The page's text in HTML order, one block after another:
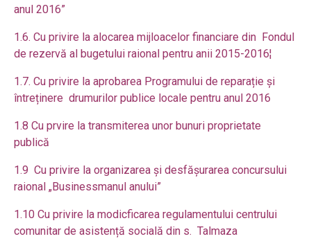
anul 2016”
1.6. Cu privire la alocarea mijloacelor financiare din Fondul
de rezervă al bugetului raional pentru anii 2015-2016¦
1.7. Cu privire la aprobarea Programului de reparație și
întreținere drumurilor publice locale pentru anul 2016
1.8 Cu prvire la transmiterea unor bunuri proprietate
publică
1.9 Cu privire la organizarea și desfășurarea concursului
raional „Businessmanul anului”
1.10 Cu privire la modicficarea regulamentului centrului
comunitar de asistență socială din s. Talmaza